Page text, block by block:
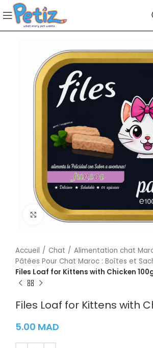
Cliquez pour agrandir
Accueil Chat
Alimentation chat
Pâtées Pour Chat Maroc : Boîtes et
Files Loaf for Kittens with Chicken
Files Loaf for Kittens with
5.00 MAD